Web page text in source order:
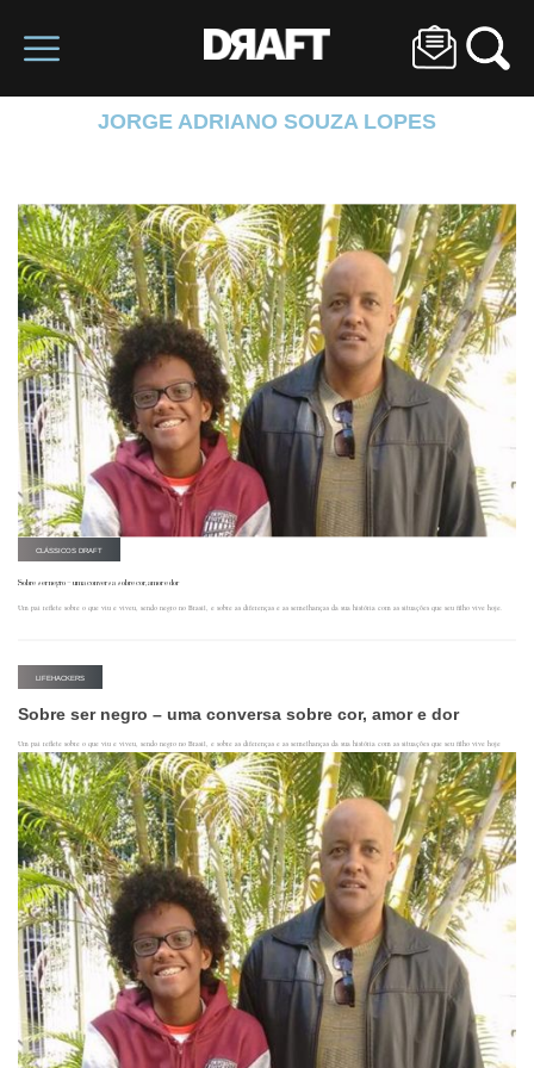
JORGE ADRIANO SOUZA LOPES
CLÁSSICOS DRAFT
Sobre ser negro – uma conversa sobre cor, amor e dor
Um pai reflete sobre o que viu e viveu, sendo negro no Brasil, e sobre as diferenças e as semelhanças da sua história com as situações que seu filho vive hoje.
LIFEHACKERS
Sobre ser negro – uma conversa sobre cor, amor e dor
Um pai reflete sobre o que viu e viveu, sendo negro no Brasil, e sobre as diferenças e as semelhanças da sua história com as situações que seu filho vive hoje